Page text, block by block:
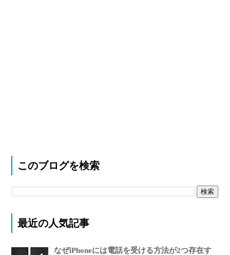
このブログを検索
最近の人気記事
なぜiPhoneには電話を受ける方法が2つ存在す